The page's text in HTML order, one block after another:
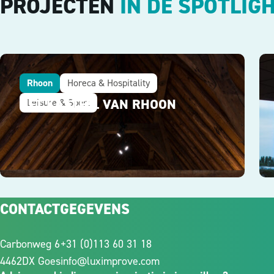
PROJECTEN IN DE
Rhoon
Horeca & Hospitality
Leisure & Sport
HET KASTEEL VAN RHOON
CONTACTGEGEVENS
Carbonweg 6
4462DX Goes
+31 (0)113 60 31 18
info@luximprove.com